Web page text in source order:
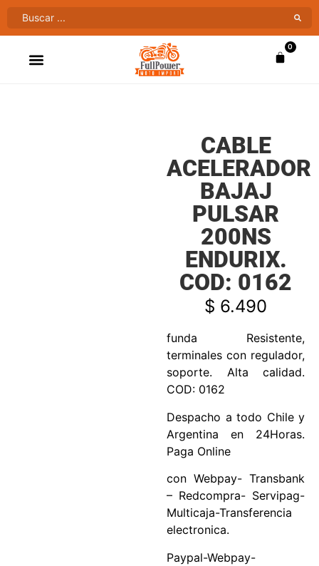
0
CABLE
ACELERADOR
BAJAJ
PULSAR
200NS
ENDURIX.
COD: 0162
$ 6.490
funda Resistente,
terminales con regulador,
soporte. Alta calidad.
COD: 0162
Despacho a todo Chile y
Argentina en 24Horas.
Paga Online
con Webpay- Transbank
– Redcompra- Servipag-
Multicaja-Transferencia
electronica.
Paypal-Webpay-